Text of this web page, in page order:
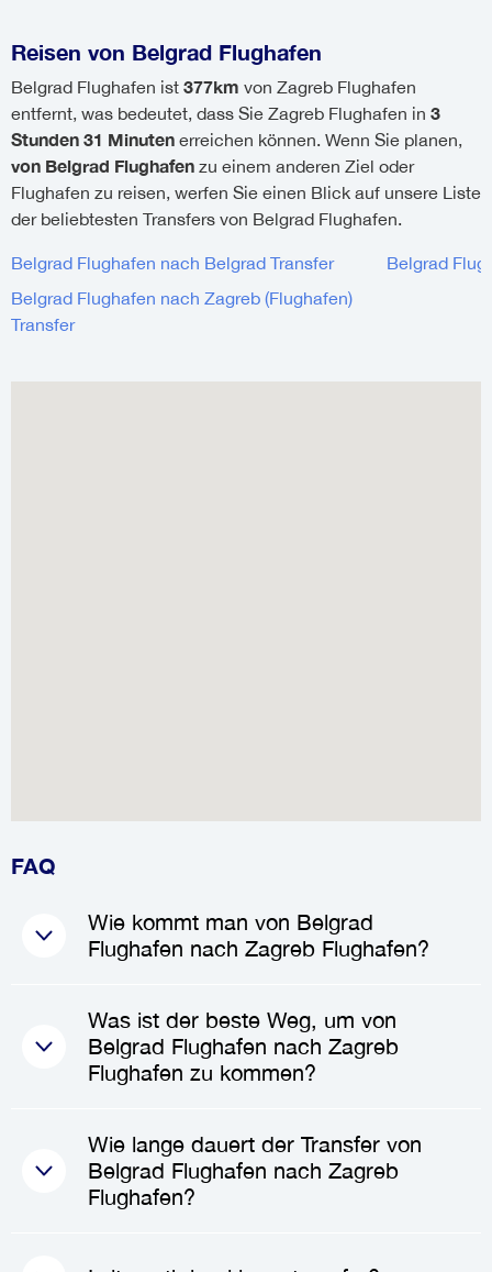
Reisen von Belgrad Flughafen
Belgrad Flughafen ist 377km von Zagreb Flughafen
entfernt, was bedeutet, dass Sie Zagreb Flughafen in 3
Stunden 31 Minuten erreichen können. Wenn Sie planen,
von Belgrad Flughafen zu einem anderen Ziel oder
Flughafen zu reisen, werfen Sie einen Blick auf unsere Liste
der beliebtesten Transfers von Belgrad Flughafen.
Belgrad Flughafen nach Belgrad Transfer
Belgrad
Belgrad Flughafen nach Zagreb (Flughafen)
Transfer
FAQ
Wie kommt man von Belgrad
Flughafen nach Zagreb Flughafen?
Der beste Weg, um von
Flughafen nachZagreb
Flughafenzu gelangen, ist die
Optionen bieten direkten und
bequemen Transport, sodass Sie
die Reise ohne Stress genießen
Was ist der beste Weg, um von
Belgrad Flughafen nach Zagreb
Flughafen zu kommen?
Der beste Weg, von
Belgrad
Flughafen nachZagreb
Flughafenzu reisen, hängt von
Wie lange dauert der Transfer von
Belgrad Flughafen nach Zagreb
Flughafen?